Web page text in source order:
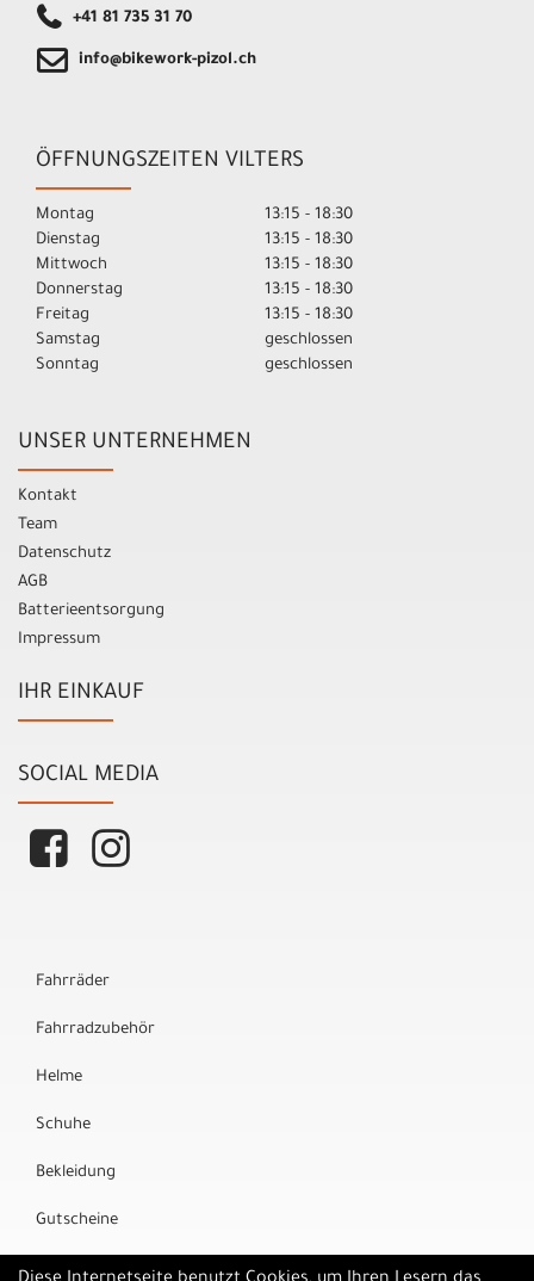
+41 81 735 31 70
info@bikework-pizol.ch
ÖFFNUNGSZEITEN VILTERS
Montag
13:15 - 18:30
Dienstag
13:15 - 18:30
Mittwoch
13:15 - 18:30
Donnerstag
13:15 - 18:30
Freitag
13:15 - 18:30
Samstag
geschlossen
Sonntag
geschlossen
UNSER UNTERNEHMEN
Kontakt
Team
Datenschutz
AGB
Batterieentsorgung
Impressum
IHR EINKAUF
SOCIAL MEDIA
Fahrräder
Fahrradzubehör
Helme
Schuhe
Bekleidung
Gutscheine
Marken